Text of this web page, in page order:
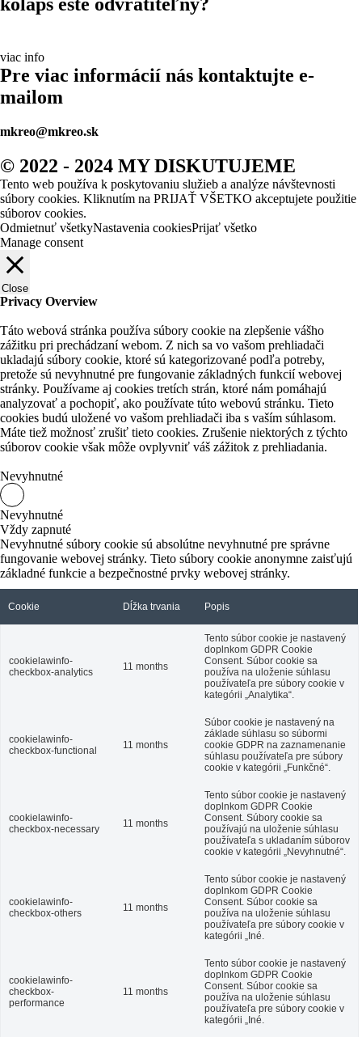
viac info
Pre viac informácií nás kontaktujte e-
mailom
mkreo@mkreo.sk
© 2022 - 2024 MY DISKUTUJEME
Tento web používa k poskytovaniu služieb a analýze návštevnosti
súbory cookies. Kliknutím na PRIJAŤ VŠETKO akceptujete použitie
súborov cookies.
Odmietnuť všetkyNastavenia cookiesPrijať všetko
Manage consent
Close
Privacy Overview
Táto webová stránka používa súbory cookie na zlepšenie vášho
zážitku pri prechádzaní webom. Z nich sa vo vašom prehliadači
ukladajú súbory cookie, ktoré sú kategorizované podľa potreby,
pretože sú nevyhnutné pre fungovanie základných funkcií webovej
stránky. Používame aj cookies tretích strán, ktoré nám pomáhajú
analyzovať a pochopiť, ako používate túto webovú stránku. Tieto
cookies budú uložené vo vašom prehliadači iba s vaším súhlasom.
Máte tiež možnosť zrušiť tieto cookies. Zrušenie niektorých z týchto
súborov cookie však môže ovplyvniť váš zážitok z prehliadania.
Nevyhnutné
Nevyhnutné
Vždy zapnuté
Nevyhnutné súbory cookie sú absolútne nevyhnutné pre správne
fungovanie webovej stránky. Tieto súbory cookie anonymne zaisťujú
základné funkcie a bezpečnostné prvky webovej stránky.
Cookie Dĺžka trvania Popis
cookielawinfo-
checkbox-analytics
11 months
Tento súbor cookie je nastavený
doplnkom GDPR Cookie
Consent. Súbor cookie sa
používa na uloženie súhlasu
používateľa pre súbory cookie v
kategórii „Analytika“.
cookielawinfo-
checkbox-functional
11 months
Súbor cookie je nastavený na
základe súhlasu so súbormi
cookie GDPR na zaznamenanie
súhlasu používateľa pre súbory
cookie v kategórii „Funkčné“.
cookielawinfo-
checkbox-necessary
11 months
Tento súbor cookie je nastavený
doplnkom GDPR Cookie
Consent. Súbory cookie sa
používajú na uloženie súhlasu
používateľa s ukladaním súborov
cookie v kategórii „Nevyhnutné“.
cookielawinfo-
checkbox-others
11 months
Tento súbor cookie je nastavený
doplnkom GDPR Cookie
Consent. Súbor cookie sa
používa na uloženie súhlasu
používateľa pre súbory cookie v
kategórii „Iné.
cookielawinfo-
checkbox-
performance
11 months
Tento súbor cookie je nastavený
doplnkom GDPR Cookie
Consent. Súbor cookie sa
používa na uloženie súhlasu
používateľa pre súbory cookie v
kategórii „Iné.